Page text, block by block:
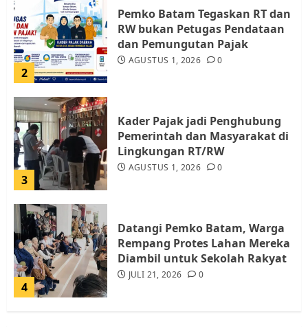
2
Pemko Batam Tegaskan RT dan
RW bukan Petugas Pendataan
dan Pemungutan Pajak
AGUSTUS 1, 2026 0
3
Kader Pajak jadi Penghubung
Pemerintah dan Masyarakat di
Lingkungan RT/RW
AGUSTUS 1, 2026 0
4
Datangi Pemko Batam, Warga
Rempang Protes Lahan Mereka
Diambil untuk Sekolah Rakyat
JULI 21, 2026 0